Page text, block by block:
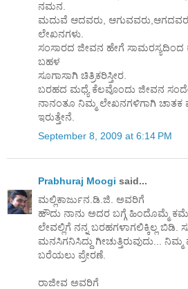
ನಮನ.
ಮದುವೆ ಆದವರು,
ಲೇಖನಗಳು.
ಸಂಸಾರದ ಜೀವನ ಹೇಗೆ ಸಾಮರಸ್ಯದಿಂದ
ಬಹಳ
ಸೂಗಾಸಾಗಿ ಚಿತ್ರಿಕರಿಸ್ತೀರ.
ಬರಹದ ಮಧ್ಯೆ ಕೆಲವೊಂದು ಜೀವನ
ನಾನಂತೂ ನಿಮ್ಮ ಲೇಖನಗಳಿಗಾಗಿ ಚಾತಕ
ಇರುತ್ತೇನೆ.
September 8, 2009 at 6:14 PM
Prabhuraj Moogi said...
ಮಲ್ಲಿಕಾರ್ಜುನ.ಡಿ.ಜಿ. ಅವರಿಗೆ
ಹೌದು ನಾನು ಅದರ ಬಗ್ಗೆ ಹಿಂದೊಮ್ಮೆ
ಲೇವಲ್ಲಿಗೆ ನನ್ನ ಬರಹಗಳಾಗಲಿಕ್ಕಿಲ್ಲ ಬಿಡಿ.
ಮನಸಿಗನಿಸಿದ್ದು ಗೀಚುತ್ತಿರುವುದು...
ಬರೆಯಲು ಪ್ರೇರಣೆ.
ರಾಜೀವ ಅವರಿಗೆ